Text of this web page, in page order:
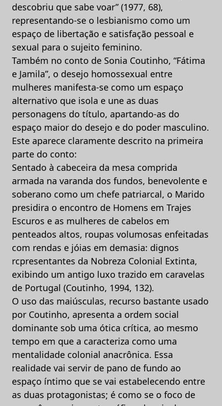
descobriu que sabe voar” (1977, 68),
representando-se o lesbianismo como um
espaço de libertação e satisfação pessoal e
sexual para o sujeito feminino.
Também no conto de Sonia Coutinho, “Fátima
e Jamila”, o desejo homossexual entre
mulheres manifesta-se como um espaço
alternativo que isola e une as duas
personagens do título, apartando-as do
espaço maior do desejo e do poder masculino.
Este aparece claramente descrito na primeira
parte do conto:
Sentado à cabeceira da mesa comprida
armada na varanda dos fundos, benevolente e
soberano como um chefe patriarcal, o Marido
presidira o encontro de Homens em Trajes
Escuros e as mulheres de cabelos em
penteados altos, roupas volumosas enfeitadas
com rendas e jóias em demasia: dignos
rcpresentantes da Nobreza Colonial Extinta,
exibindo um antigo luxo trazido em caravelas
de Portugal (Coutinho, 1994, 132).
O uso das maiúsculas, recurso bastante usado
por Coutinho, apresenta a ordem social
dominante sob uma ótica crítica, ao mesmo
tempo em que a caracteriza como uma
mentalidade colonial anacrônica. Essa
realidade vai servir de pano de fundo ao
espaço íntimo que se vai estabelecendo entre
as duas protagonistas; é como se o foco de